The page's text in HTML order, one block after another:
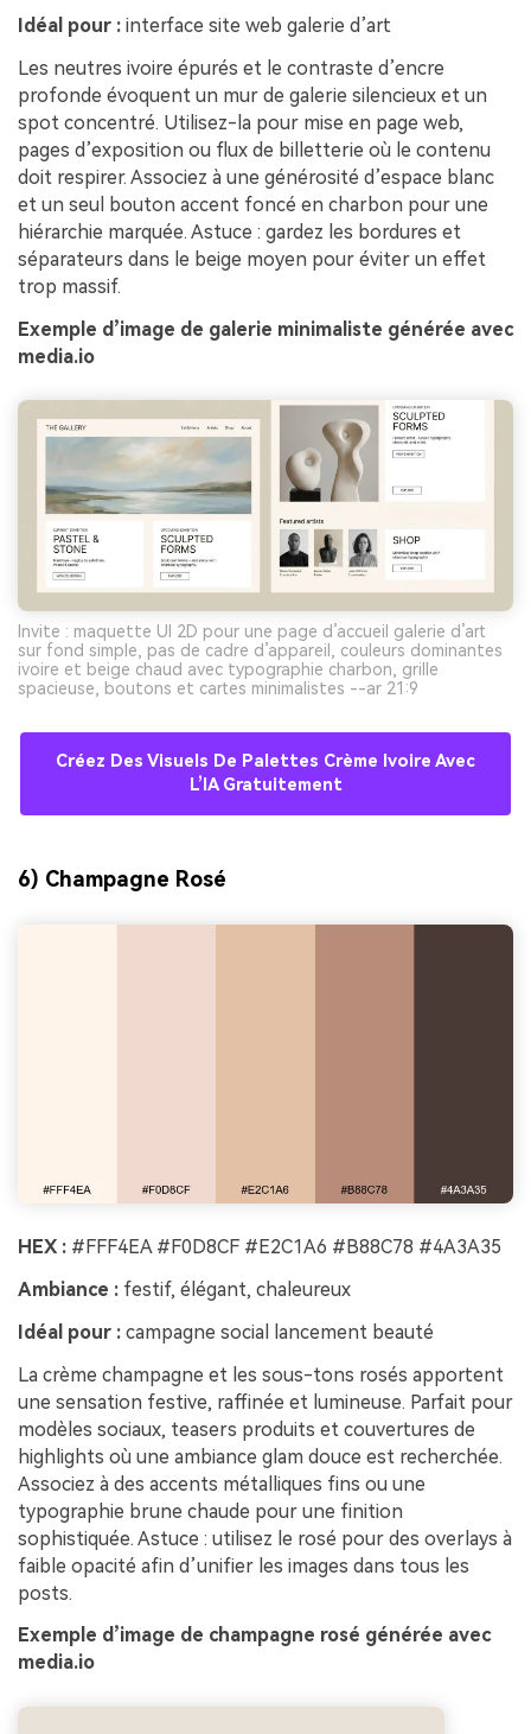
Idéal pour : interface site web galerie d’art
Les neutres ivoire épurés et le contraste d’encre
profonde évoquent un mur de galerie silencieux et un
spot concentré. Utilisez-la pour mise en page web,
pages d’exposition ou flux de billetterie où le contenu
doit respirer. Associez à une générosité d’espace blanc
et un seul bouton accent foncé en charbon pour une
hiérarchie marquée. Astuce : gardez les bordures et
séparateurs dans le beige moyen pour éviter un effet
trop massif.
Exemple d’image de galerie minimaliste générée avec
media.io
Invite : maquette UI 2D pour une page d’accueil galerie d’art
sur fond simple, pas de cadre d’appareil, couleurs dominantes
ivoire et beige chaud avec typographie charbon, grille
spacieuse, boutons et cartes minimalistes --ar 21:9
Créez Des Visuels De Palettes Crème Ivoire Avec
L’IA Gratuitement
6) Champagne Rosé
HEX : #FFF4EA #F0D8CF #E2C1A6 #B88C78 #4A3A35
Ambiance : festif, élégant, chaleureux
Idéal pour : campagne social lancement beauté
La crème champagne et les sous-tons rosés apportent
une sensation festive, raffinée et lumineuse. Parfait pour
modèles sociaux, teasers produits et couvertures de
highlights où une ambiance glam douce est recherchée.
Associez à des accents métalliques fins ou une
typographie brune chaude pour une finition
sophistiquée. Astuce : utilisez le rosé pour des overlays à
faible opacité afin d’unifier les images dans tous les
posts.
Exemple d’image de champagne rosé générée avec
media.io